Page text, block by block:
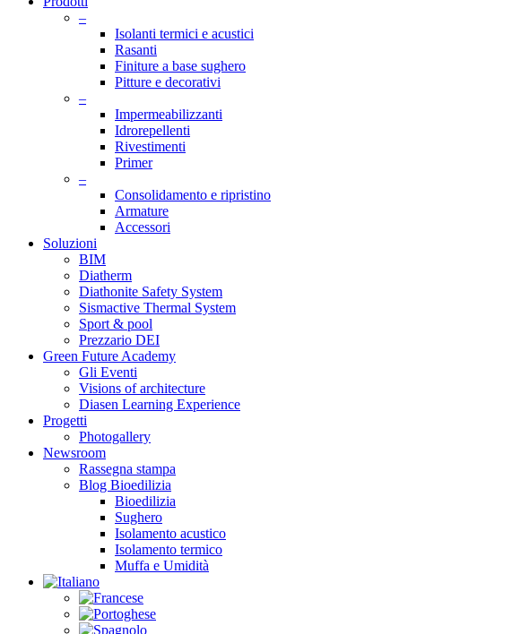
–
Isolanti termici e acustici
Rasanti
Finiture a base sughero
Pitture e decorativi
–
Impermeabilizzanti
Idrorepellenti
Rivestimenti
Primer
–
Consolidamento e ripristino
Armature
Accessori
Soluzioni
BIM
Diatherm
Diathonite Safety System
Sismactive Thermal System
Sport & pool
Prezzario DEI
Green Future Academy
Gli Eventi
Visions of architecture
Diasen Learning Experience
Progetti
Photogallery
Newsroom
Rassegna stampa
Blog Bioedilizia
Bioedilizia
Sughero
Isolamento acustico
Isolamento termico
Muffa e Umidità